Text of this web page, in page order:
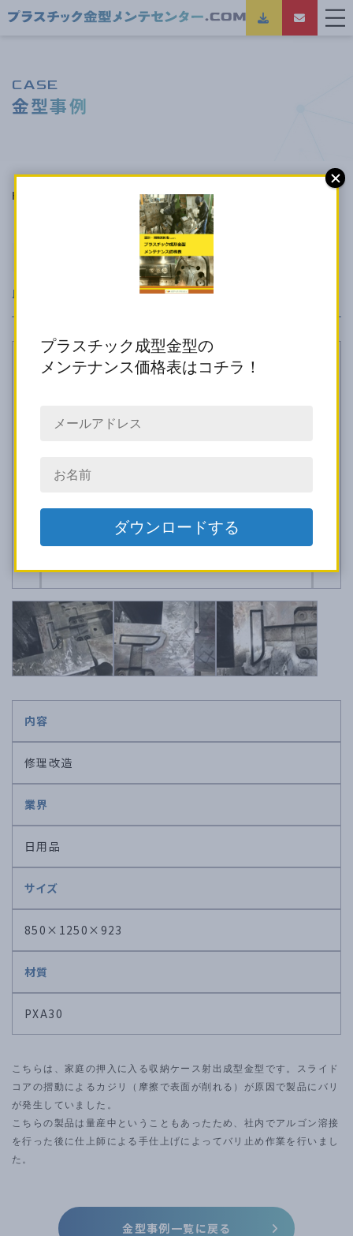
CASE
金型事例
HOME 収納ケース用金型のバリ修理
収納ケース用金型のバリ修理
内容
修理改造
業界
日用品
サイズ
850×1250×923
材質
PXA30
こちらは、家庭の押入に入る収納ケース射出成型金型です。スライド
コアの摺動によるカジリ（摩擦で表面が削れる）が原因で製品にバリ
が発生していました。
こちらの製品は量産中ということもあったため、社内でアルゴン溶接
を行った後に仕上師による手仕上げによってバリ止め作業を行いまし
た。
金型事例一覧に戻る
プラスチック成型金型の
メンテナンス価格表はコチラ！